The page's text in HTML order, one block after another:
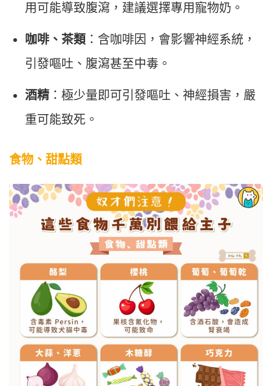
用可能導致腹瀉，建議選擇專用寵物奶。
咖啡、茶類 ：含咖啡因，會影響神經系統，
引發嘔吐、腹瀉甚至中毒。
酒精 ：極少量即可引發嘔吐、神經損害，嚴
重可能致死。
食物 、甜點類